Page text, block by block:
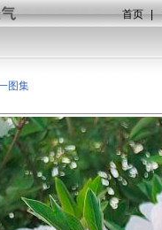
首页 |
图集